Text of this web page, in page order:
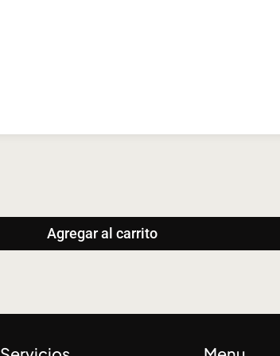
Agregar al carrito